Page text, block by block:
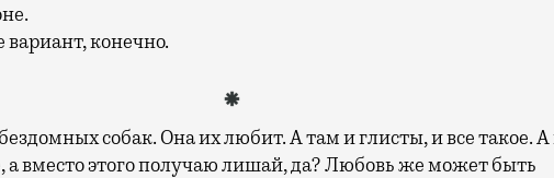
конечно.
собак. Она их любит. А там и глисты, и все такое.
а вместо этого получаю лишай, да? Любовь же может быть